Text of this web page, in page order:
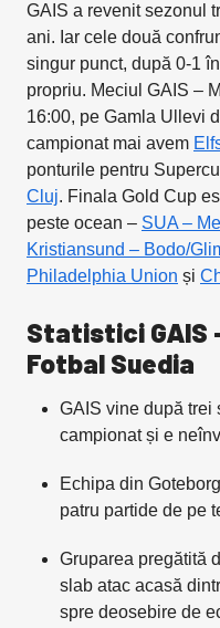
GAIS a revenit sezonul
ani. Iar cele două
singur punct, după 0-1
propriu. Meciul GAIS –
16:00, pe Gamla Ullevi
campionat mai avem
ponturile pentru
Cluj. Finala Gold Cup
peste ocean – SUA –
Kristiansund – Bodo/
Philadelphia Union și
Statistici GAIS
Fotbal Suedia
GAIS vine după trei
campionat și e
Echipa din
patru partide de pe
Gruparea pregătită
slab atac acasă
spre deosebire de